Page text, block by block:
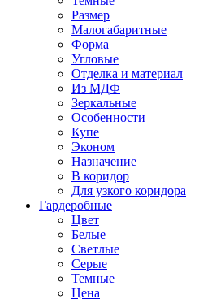
Размер
Малогабаритные
Форма
Угловые
Отделка и материал
Из МДФ
Зеркальные
Особенности
Купе
Эконом
Назначение
В коридор
Для узкого коридора
Гардеробные
Цвет
Белые
Светлые
Серые
Темные
Цена